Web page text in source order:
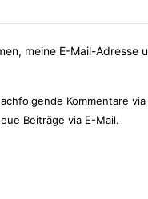
meine E-Mail-
Kommentare via
Beiträge via E-Mail.